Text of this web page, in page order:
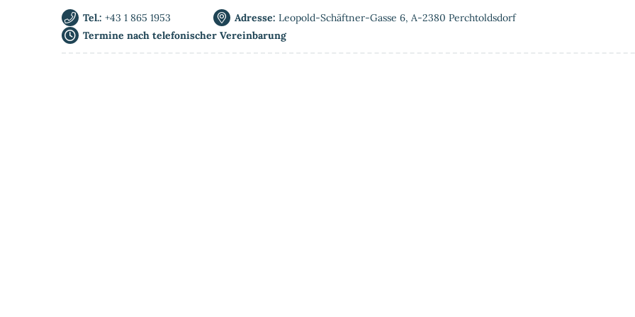
Tel.: +43 1 865 1953 Adresse: Leopold-Schäftner-Gasse 6, A-2380 Perchtoldsdorf
Termine nach telefonischer Vereinbarung